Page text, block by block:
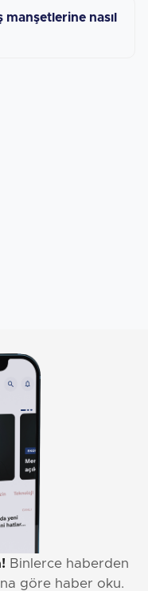
nasıl
Binlerce haberden
göre haber oku.